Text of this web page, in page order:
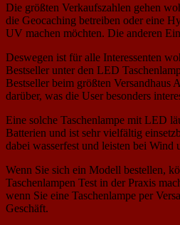
Die größten Verkaufszahlen gehen
die Geocaching betreiben oder eine
UV machen möchten. Die anderen
Deswegen ist für alle Interessenten
Bestseller unter den LED
Bestseller beim größten Versandhaus
darüber, was die User besonders
Eine solche Taschenlampe mit LED
Batterien und ist sehr vielfältig
dabei wasserfest und leisten bei Wind
Wenn Sie sich ein Modell bestellen,
Taschenlampen Test in der Praxis
wenn Sie eine Taschenlampe per
Geschäft.